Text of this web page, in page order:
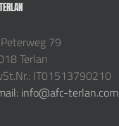
79
Terlan
IT01513790210
info@afc-terlan.com